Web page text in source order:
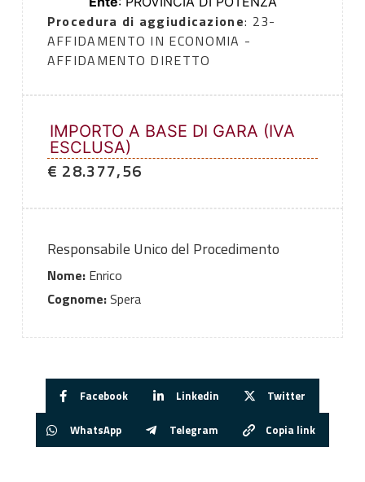
Procedura di aggiudicazione: 23-
AFFIDAMENTO IN ECONOMIA -
AFFIDAMENTO DIRETTO
IMPORTO A BASE DI GARA (IVA
ESCLUSA)
€ 28.377,56
Responsabile Unico del Procedimento
Nome:Enrico
Cognome:Spera
Facebook Linkedin Twitter
WhatsApp Telegram Copia link